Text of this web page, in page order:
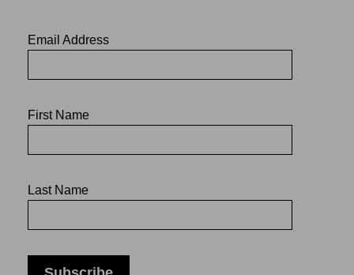
Email Address
First Name
Last Name